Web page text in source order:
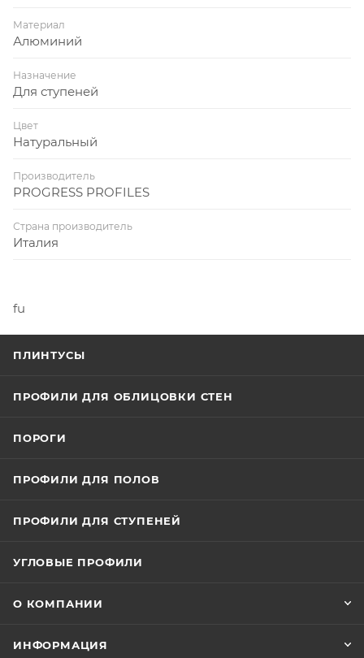
Материал
Алюминий
Назначение
Для ступеней
Цвет
Натуральный
Производитель
PROGRESS PROFILES
Страна производитель
Италия
fu
ПЛИНТУСЫ
ПРОФИЛИ ДЛЯ ОБЛИЦОВКИ СТЕН
ПОРОГИ
ПРОФИЛИ ДЛЯ ПОЛОВ
ПРОФИЛИ ДЛЯ СТУПЕНЕЙ
УГЛОВЫЕ ПРОФИЛИ
О КОМПАНИИ
ИНФОРМАЦИЯ